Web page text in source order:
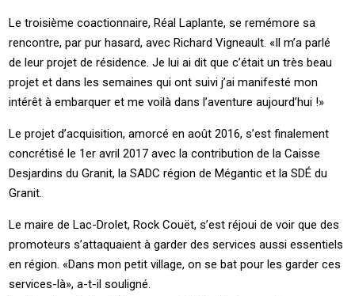
Le troisième coactionnaire, Réal Laplante, se remémore sa
rencontre, par pur hasard, avec Richard Vigneault. «Il m’a parlé
de leur projet de résidence. Je lui ai dit que c’était un très beau
projet et dans les semaines qui ont suivi j’ai manifesté mon
intérêt à embarquer et me voilà dans l’aventure aujourd’hui !»
Le projet d’acquisition, amorcé en août 2016, s’est finalement
concrétisé le 1er avril 2017 avec la contribution de la Caisse
Desjardins du Granit, la SADC région de Mégantic et la SDÉ du
Granit.
Le maire de Lac-Drolet, Rock Couët, s’est réjoui de voir que des
promoteurs s’attaquaient à garder des services aussi essentiels
en région. «Dans mon petit village, on se bat pour les garder ces
services-là», a-t-il souligné.